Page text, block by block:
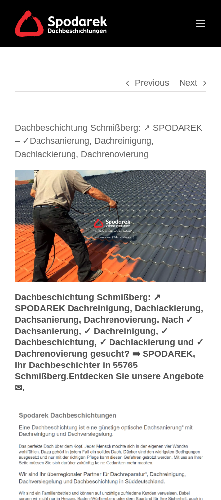
content
Previous Next
Dachbeschichtung Schmißberg: ↗️ SPODAREK
– ✓Dachsanierung, Dachreinigung,
Dachlackierung, Dachrenovierung
Dachbeschichtung Schmißberg: ↗️
SPODAREK Dachreinigung, Dachlackierung,
Dachsanierung, Dachrenovierung. Nach ✓
Dachsanierung, ✓ Dachreinigung, ✓
Dachbeschichtung, ✓ Dachlackierung und ✓
Dachrenovierung gesucht? ➡️ SPODAREK,
Ihr Dachbeschichter in 55765
Schmißberg.Entdecken Sie unsere Angebote
✉.